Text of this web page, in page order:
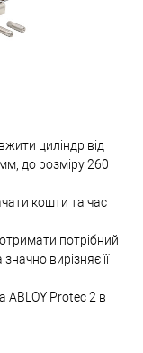
циліндр від
до розміру 260
кошти та час
потрібний
вирізняє її
ABLOY Protec 2 в